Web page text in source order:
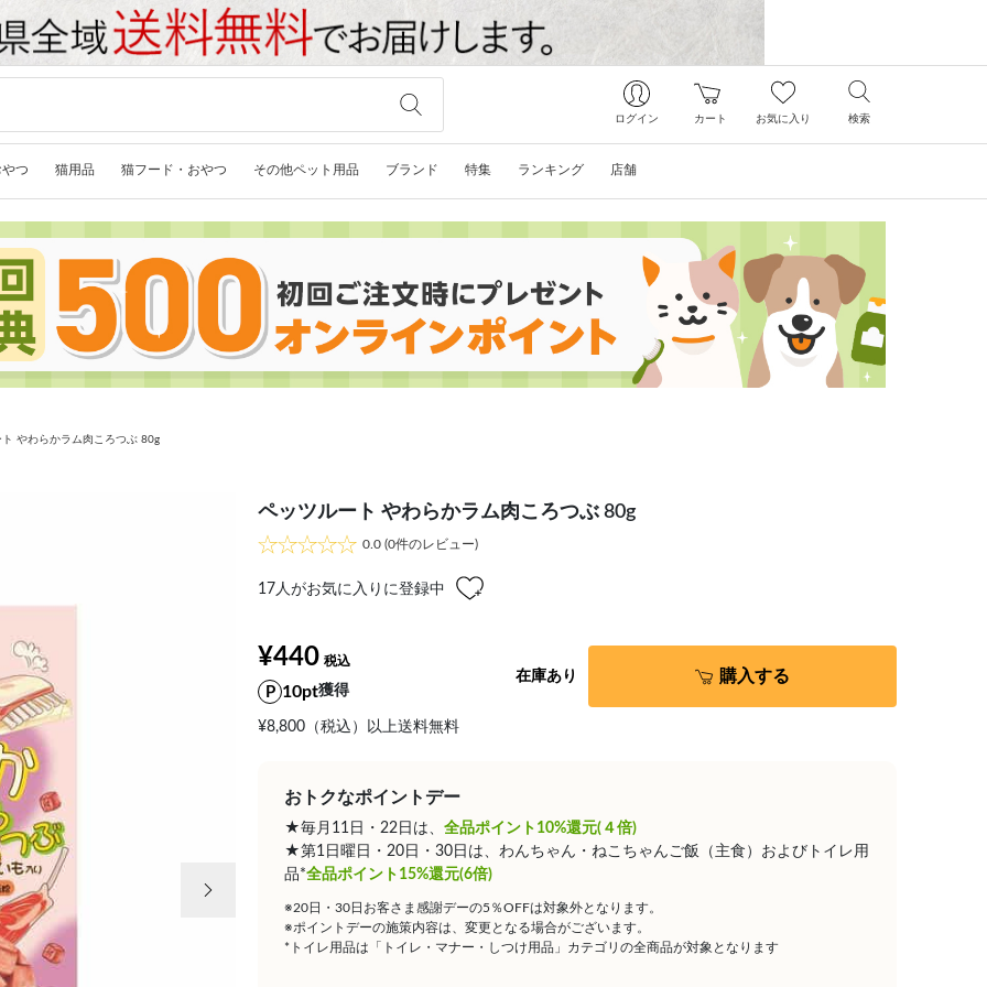
ログイン カート お気に入り 検索
つ 猫用品 猫フード・おやつ その他ペット用品 ブランド 特集 ランキング 店舗
やわらかラム肉ころつぶ 80g
ペッツルート やわらかラム肉ころつぶ 80g
0.0 (0件のレビュー)
17人がお気に入りに登録中
¥440
10pt獲得
¥8,800（税込）以上送料無料
在庫あり 購入する
おトクなポイントデー
★毎月11日・22日は、 全品ポイント10%還元(４倍)
★第1日曜日・20日・30日は、わんちゃん・ねこちゃんご飯（主食）およびトイレ用
品*全品ポイント15%還元(6倍)
※20日・30日お客さま感謝デーの5％OFFは対象外となります。
※ポイントデーの施策内容は、変更となる場合がございます。
*トイレ用品は「トイレ・マナー・しつけ用品」カテゴリの全商品が対象となります